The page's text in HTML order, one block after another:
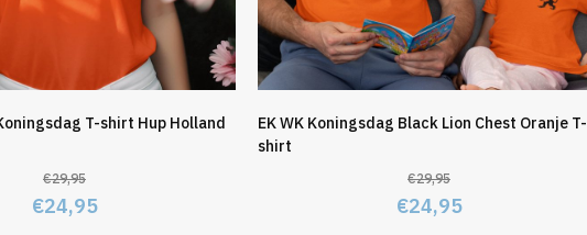
T-shirt Hup Holland
€29,95
Oorspronkelijke
€24,95Huidige
EK WK Koningsdag Black Lion Chest Oranje T-
shirt
€29,95
Oorspronkelijke
€24,95Huidige